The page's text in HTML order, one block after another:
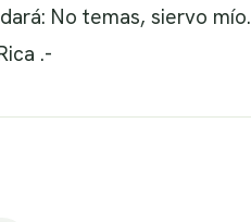
No temas, siervo mío.
.-